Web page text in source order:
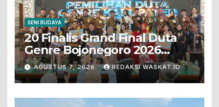
SENI BUDAYA
20 Finalis Grand Final Duta
Genre Bojonegoro 2026
Tunjukkan Bakat Terbaik
AGUSTUS 7, 2026 REDAKSI WASKAT.ID